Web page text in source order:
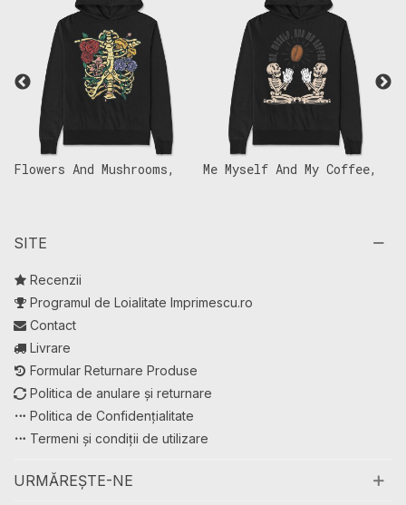
Flowers And Mushrooms,
Me Myself And My Coffee,
SITE
Recenzii
Programul de Loialitate Imprimescu.ro
Contact
Livrare
Formular Returnare Produse
Politica de anulare și returnare
Politica de Confidențialitate
Termeni și condiții de utilizare
URMĂREȘTE-NE